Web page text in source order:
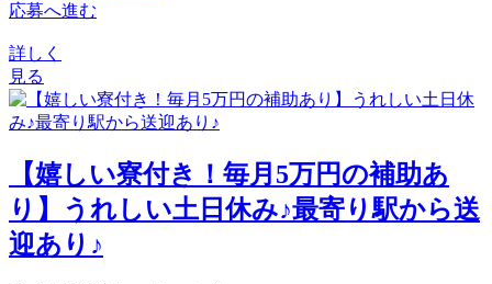
応募へ進む
詳しく
見る
【嬉しい寮付き！毎月5万円の補助あ
り】うれしい土日休み♪最寄り駅から送
迎あり♪